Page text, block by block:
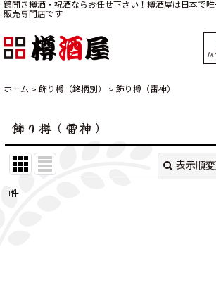
鏡開き樽酒・祝酒ならお任せ下さい！樽酒屋は日本で
販売専門店です
ホーム > 飾り樽（銘柄別） > 飾り樽（雷神）
飾り樽（雷神）
表示順
1件